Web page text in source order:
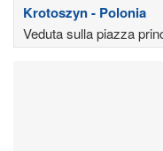
Krotoszyn - Polonia
Veduta sulla piazza